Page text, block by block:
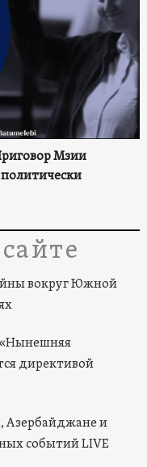
Мзии
вокруг Южной
директивой
Азербайджане и
событий LIVE